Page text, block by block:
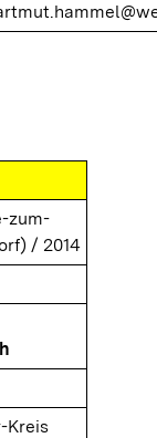
zum-
/ 2014
Kreis